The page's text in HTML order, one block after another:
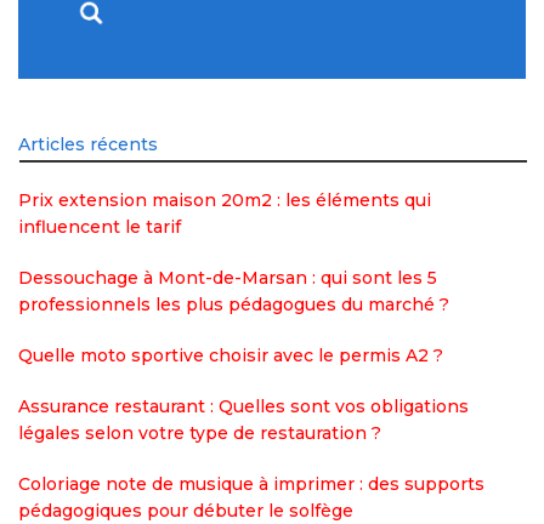
Articles récents
Prix extension maison 20m2 : les éléments qui
influencent le tarif
Dessouchage à Mont-de-Marsan : qui sont les 5
professionnels les plus pédagogues du marché ?
Quelle moto sportive choisir avec le permis A2 ?
Assurance restaurant : Quelles sont vos obligations
légales selon votre type de restauration ?
Coloriage note de musique à imprimer : des supports
pédagogiques pour débuter le solfège